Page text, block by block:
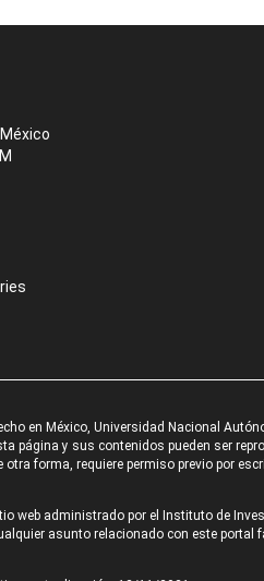
en México, Universidad Nacional
página y sus contenidos pueden ser
otra forma, requiere permiso previo por
web administrado por el Instituto de
asunto relacionado con este portal